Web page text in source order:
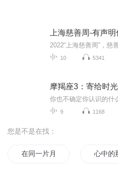
上海慈善周-有声
10 5341
摩羯座3：寄给时
9 1168
您是不是在找：
在同一片月光下 心中的